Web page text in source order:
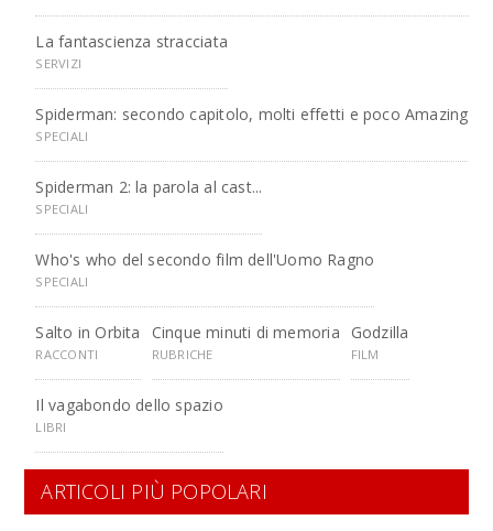
La fantascienza stracciata
SERVIZI
Spiderman: secondo capitolo, molti effetti e poco Amazing
SPECIALI
Spiderman 2: la parola al cast...
SPECIALI
Who's who del secondo film dell'Uomo Ragno
SPECIALI
Salto in Orbita
RACCONTI
Cinque minuti di memoria
RUBRICHE
Godzilla
FILM
Il vagabondo dello spazio
LIBRI
ARTICOLI PIÙ POPOLARI